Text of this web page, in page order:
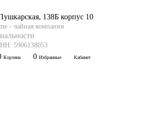
138Б корпус 10
- чайная компания
5906138053
Корзина 0 Избранные Кабинет